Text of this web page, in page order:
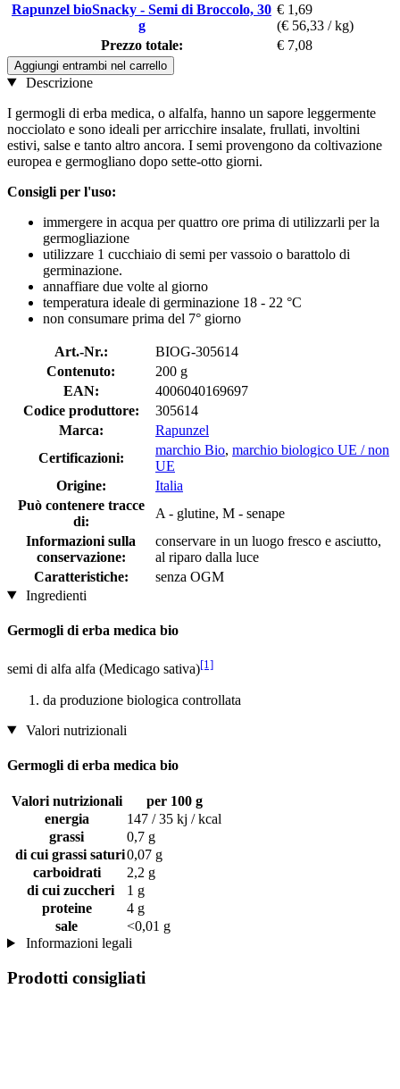
Rapunzel bioSnacky - Semi di Broccolo, 30
g
€ 1,69
(€ 56,33 / kg)
Prezzo totale:
€ 7,08
Aggiungi entrambi nel carrello
Descrizione
I germogli di erba medica, o alfalfa, hanno un sapore leggermente
nocciolato e sono ideali per arricchire insalate, frullati, involtini
estivi, salse e tanto altro ancora. I semi provengono da coltivazione
europea e germogliano dopo sette-otto giorni.
Consigli per l'uso:
immergere in acqua per quattro ore prima di utilizzarli per la
germogliazione
utilizzare 1 cucchiaio di semi per vassoio o barattolo di
germinazione.
annaffiare due volte al giorno
temperatura ideale di germinazione 18 - 22 °C
non consumare prima del 7° giorno
Art.-Nr.:
BIOG-305614
Contenuto:
200 g
EAN:
4006040169697
Codice produttore:
305614
Marca:
Rapunzel
Certificazioni:
marchio Bio, marchio biologico UE / non
UE
Origine:
Italia
Può contenere tracce
di:
A - glutine, M - senape
Informazioni sulla
conservazione:
conservare in un luogo fresco e asciutto,
al riparo dalla luce
Caratteristiche:
senza OGM
Ingredienti
Germogli di erba medica bio
semi di alfa alfa (Medicago sativa)[1]
da produzione biologica controllata
Valori nutrizionali
Germogli di erba medica bio
Valori nutrizionali
per 100 g
energia
147 / 35 kj / kcal
grassi
0,7 g
di cui grassi saturi0,07 g
carboidrati
2,2 g
di cui zuccheri
1 g
proteine
4 g
sale
<0,01 g
Informazioni legali
Prodotti consigliati